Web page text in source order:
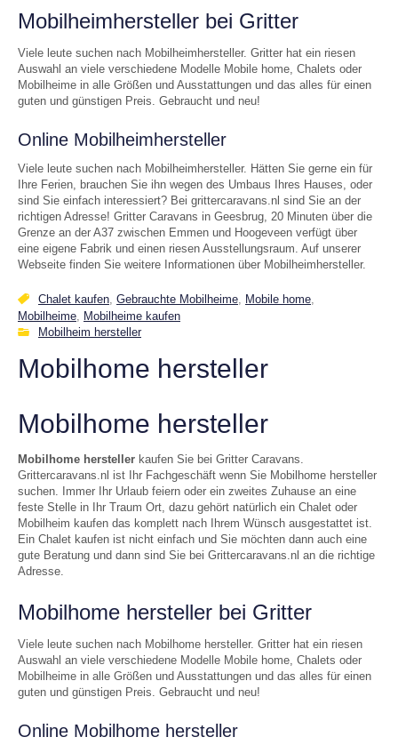
Mobilheimhersteller bei Gritter
Viele leute suchen nach Mobilheimhersteller. Gritter hat ein riesen
Auswahl an viele verschiedene Modelle Mobile home, Chalets oder
Mobilheime in alle Größen und Ausstattungen und das alles für einen
guten und günstigen Preis. Gebraucht und neu!
Online Mobilheimhersteller
Viele leute suchen nach Mobilheimhersteller. Hätten Sie gerne ein für
Ihre Ferien, brauchen Sie ihn wegen des Umbaus Ihres Hauses, oder
sind Sie einfach interessiert? Bei grittercaravans.nl sind Sie an der
richtigen Adresse! Gritter Caravans in Geesbrug, 20 Minuten über die
Grenze an der A37 zwischen Emmen und Hoogeveen verfügt über
eine eigene Fabrik und einen riesen Ausstellungsraum. Auf unserer
Webseite finden Sie weitere Informationen über Mobilheimhersteller.
Chalet kaufen Gebrauchte Mobilheime Mobile home
Mobilheime Mobilheime kaufen
Mobilheim hersteller
Mobilhome hersteller
Mobilhome hersteller
Mobilhome hersteller kaufen Sie bei Gritter Caravans.
Grittercaravans.nl ist Ihr Fachgeschäft wenn Sie Mobilhome hersteller
suchen. Immer Ihr Urlaub feiern oder ein zweites Zuhause an eine
feste Stelle in Ihr Traum Ort, dazu gehört natürlich ein Chalet oder
Mobilheim kaufen das komplett nach Ihrem Wünsch ausgestattet ist.
Ein Chalet kaufen ist nicht einfach und Sie möchten dann auch eine
gute Beratung und dann sind Sie bei Grittercaravans.nl an die richtige
Adresse.
Mobilhome hersteller bei Gritter
Viele leute suchen nach Mobilhome hersteller. Gritter hat ein riesen
Auswahl an viele verschiedene Modelle Mobile home, Chalets oder
Mobilheime in alle Größen und Ausstattungen und das alles für einen
guten und günstigen Preis. Gebraucht und neu!
Online Mobilhome hersteller